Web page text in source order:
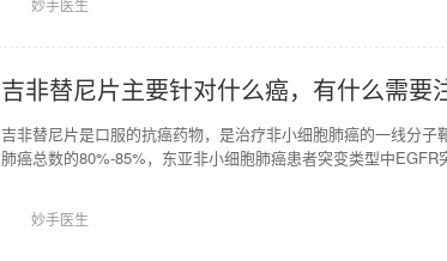
妙手医生
吉非替尼片主要针对什么癌，有什么需要
吉非替尼片是口服的抗癌药物，是治疗非小细胞肺癌的一线分
肺癌总数的80%-85%，东亚非小细胞肺癌患者突变类型中
妙手医生